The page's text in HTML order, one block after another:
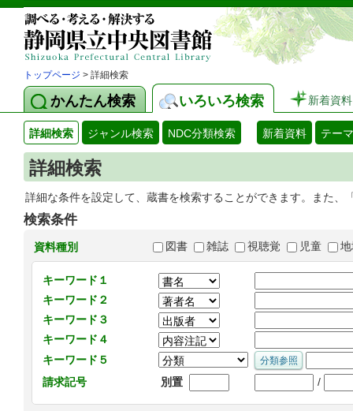
トップページ > 詳細検索
かんたん検索 いろいろ検索 新着資料
詳細検索 ジャンル検索 NDC分類検索 新着資料 テー
詳細検索
詳細な条件を設定して、蔵書を検索することができます。また
検索条件
資料種別 図書 雑誌 視聴覚 児童
キーワード１
キーワード２
キーワード３
キーワード４
キーワード５
請求記号
別置 /